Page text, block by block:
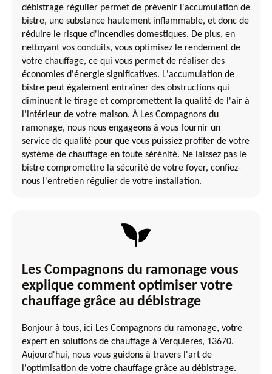
débistrage régulier permet de prévenir l'accumulation de
bistre, une substance hautement inflammable, et donc de
réduire le risque d'incendies domestiques. De plus, en
nettoyant vos conduits, vous optimisez le rendement de
votre chauffage, ce qui vous permet de réaliser des
économies d'énergie significatives. L'accumulation de
bistre peut également entraîner des obstructions qui
diminuent le tirage et compromettent la qualité de l'air à
l'intérieur de votre maison. À Les Compagnons du
ramonage, nous nous engageons à vous fournir un
service de qualité pour que vous puissiez profiter de votre
système de chauffage en toute sérénité. Ne laissez pas le
bistre compromettre la sécurité de votre foyer, confiez-
nous l'entretien régulier de votre installation.
Les Compagnons du ramonage vous
explique comment optimiser votre
chauffage grâce au débistrage
Bonjour à tous, ici Les Compagnons du ramonage, votre
expert en solutions de chauffage à Verquieres, 13670.
Aujourd'hui, nous vous guidons à travers l'art de
l'optimisation de votre chauffage grâce au débistrage.